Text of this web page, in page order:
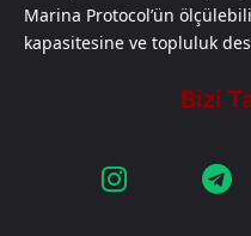
Marina Protocol’ün
kapasitesine ve topluluk